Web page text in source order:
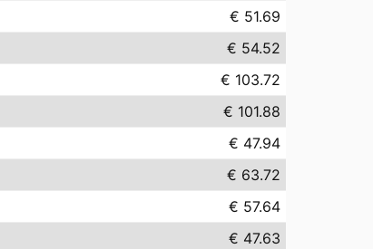
€ 51.69
€ 54.52
€ 103.72
€ 101.88
€ 47.94
€ 63.72
€ 57.64
€ 47.63